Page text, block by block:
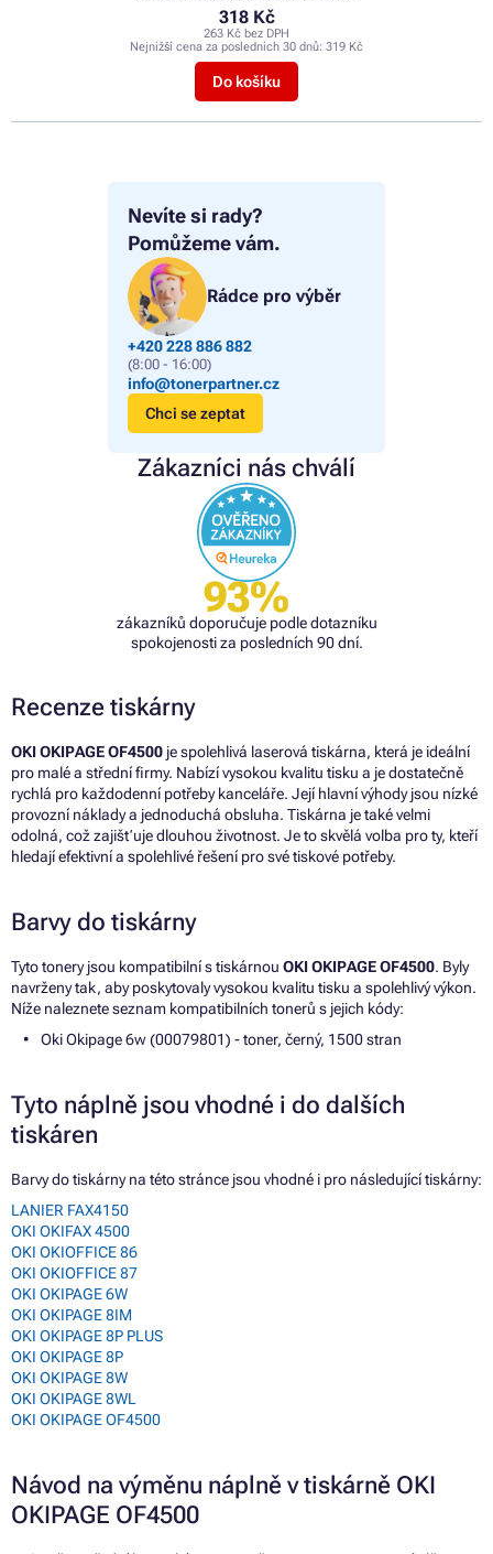
Nevíte si rady?
Pomůžeme vám.
Rádce pro výběr
+420 228 886 882
(8:00 - 16:00)
info@tonerpartner.cz
Chci se zeptat
Zákazníci nás chválí
93%
zákazníků doporučuje podle dotazníku
spokojenosti za posledních 90 dní.
318 Kč
263 Kč bez DPH
Nejnižší cena za posledních 30 dnů: 319 Kč
Do košíku
Recenze tiskárny
OKI OKIPAGE OF4500 je spolehlivá laserová tiskárna, která je ideální
pro malé a střední firmy. Nabízí vysokou kvalitu tisku a je dostatečně
rychlá pro každodenní potřeby kanceláře. Její hlavní výhody jsou nízké
provozní náklady a jednoduchá obsluha. Tiskárna je také velmi
odolná, což zajišťuje dlouhou životnost. Je to skvělá volba pro ty, kteří
hledají efektivní a spolehlivé řešení pro své tiskové potřeby.
Barvy do tiskárny
Tyto tonery jsou kompatibilní s tiskárnou OKI OKIPAGE OF4500. Byly
navrženy tak, aby poskytovaly vysokou kvalitu tisku a spolehlivý výkon.
Níže naleznete seznam kompatibilních tonerů s jejich kódy:
Oki Okipage 6w (00079801) - toner, černý, 1500 stran
Tyto náplně jsou vhodné i do dalších
tiskáren
Barvy do tiskárny na této stránce jsou vhodné i pro následující tiskárny:
LANIER FAX4150
OKI OKIFAX 4500
OKI OKIOFFICE 86
OKI OKIOFFICE 87
OKI OKIPAGE 6W
OKI OKIPAGE 8IM
OKI OKIPAGE 8P PLUS
OKI OKIPAGE 8P
OKI OKIPAGE 8W
OKI OKIPAGE 8WL
OKI OKIPAGE OF4500
Návod na výměnu náplně v tiskárně OKI
OKIPAGE OF4500